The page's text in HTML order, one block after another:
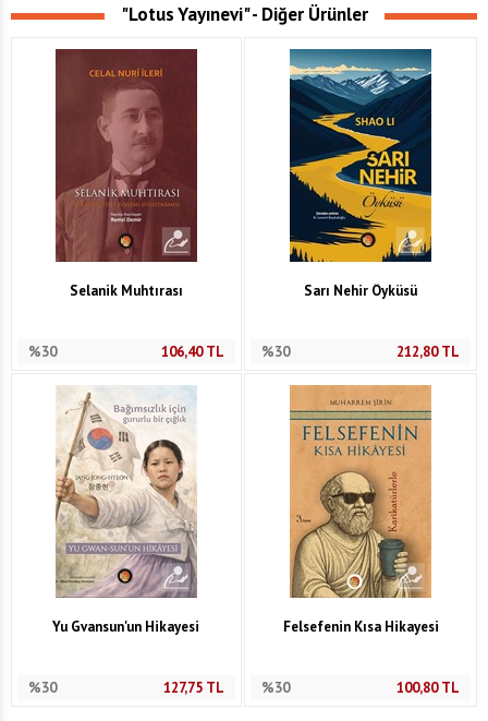
"Lotus Yayınevi" - Diğer Ürünler
Selanik Muhtırası
%30 106,40TL
Sarı Nehir Öyküsü
%30 212,80TL
Yu Gvansun'un Hikayesi
%30 127,75TL
Felsefenin Kısa Hikayesi
%30 100,80TL